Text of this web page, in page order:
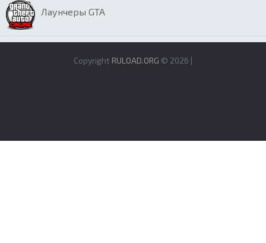
Лаунчеры GTA
Copyright RULOAD.ORG © 2026 |